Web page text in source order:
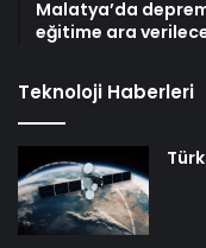
Malatya’da
eğitime ara
Teknoloji Haberleri